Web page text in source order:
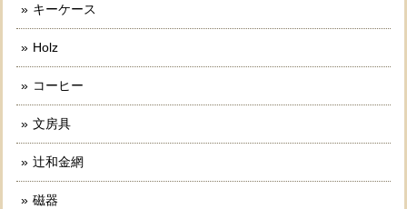
キーケース
Holz
コーヒー
文房具
辻和金網
磁器